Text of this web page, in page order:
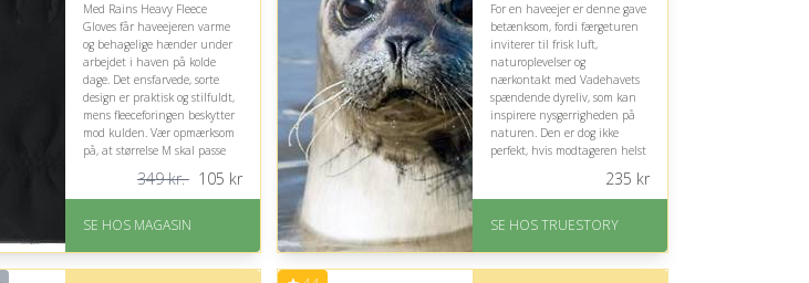
Med Rains Heavy Fleece
Gloves får haveejeren varme
og behagelige hænder under
arbejdet i haven på kolde
dage. Det ensfarvede, sorte
design er praktisk og stilfuldt,
mens fleeceforingen beskytter
mod kulden. Vær opmærksom
på, at størrelse M skal passe
På lager
Levering: 1-3 dage
349 kr. 105 kr
SE HOS MAGASIN
For en haveejer er denne gave
betænksom, fordi færgeturen
inviterer til frisk luft,
naturoplevelser og
nærkontakt med Vadehavets
spændende dyreliv, som kan
inspirere nysgerrigheden på
naturen. Den er dog ikke
perfekt, hvis modtageren helst
På lager
235 kr
SE HOS TRUESTORY